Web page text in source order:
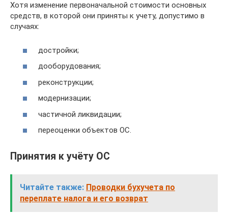
Хотя изменение первоначальной стоимости основных
средств, в которой они приняты к учету, допустимо в
случаях:
достройки;
дооборудования;
реконструкции;
модернизации;
частичной ликвидации;
переоценки объектов ОС.
Принятия к учёту ОС
Читайте также: Проводки бухучета по
переплате налога и его возврат